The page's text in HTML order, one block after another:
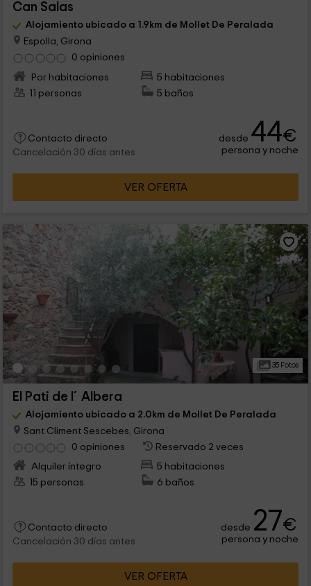
Can Salas
Alojamiento ubicado a 1.9km de Mollet De Peralada
Espolla, Girona
0 opiniones
Por habitaciones
5 habitaciones
11 personas
5 baños
Contacto directo
Cancelación 30 días antes
desde 44€
persona y noche
VER OFERTA
35 Fotos
El Pati de l´Albera
Alojamiento ubicado a 2.0km de Mollet De Peralada
Sant Climent Sescebes, Girona
0 opiniones
Reservado 2 veces
Alquiler íntegro
5 habitaciones
15 personas
6 baños
Contacto directo
Cancelación 30 días antes
desde 27€
persona y noche
VER OFERTA